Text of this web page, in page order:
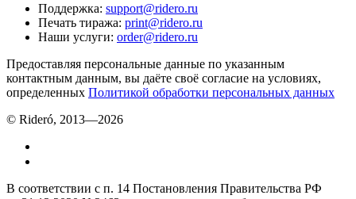
Поддержка: support@ridero.ru
Печать тиража: print@ridero.ru
Наши услуги: order@ridero.ru
Предоставляя персональные данные по указанным
контактным данным, вы даёте своё согласие на условиях,
определенных Политикой обработки персональных данных
© Rideró, 2013—2026
В соответствии с п. 14 Постановления Правительства РФ